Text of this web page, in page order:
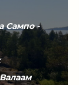
Сампо -